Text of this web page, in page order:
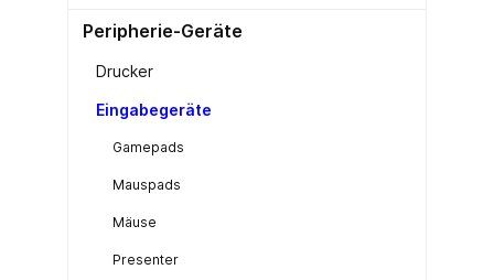
Peripherie-Geräte
Drucker
Eingabegeräte
Gamepads
Mauspads
Mäuse
Presenter